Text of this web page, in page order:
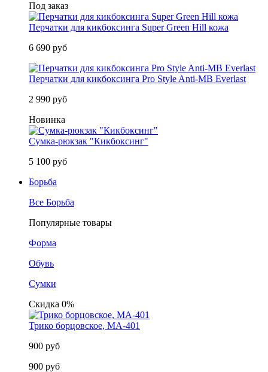
Под заказ
Перчатки для кикбоксинга Super Green Hill кожа
6 690 руб
Перчатки для кикбоксинга Pro Style Anti-MB Everlast
2 990 руб
Новинка
Сумка-рюкзак "Кикбоксинг"
5 100 руб
Борьба
Все Борьба
Популярные товары
Форма
Обувь
Сумки
Скидка 0%
Трико борцовское, MA-401
900 руб
900 руб